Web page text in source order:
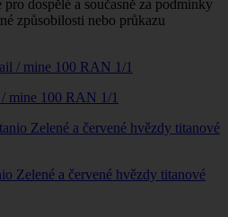
dospělé a současně za podmínky
způsobilosti nebo průkazu
mine 100 RAN 1/1
Zelené a červené hvězdy titanové